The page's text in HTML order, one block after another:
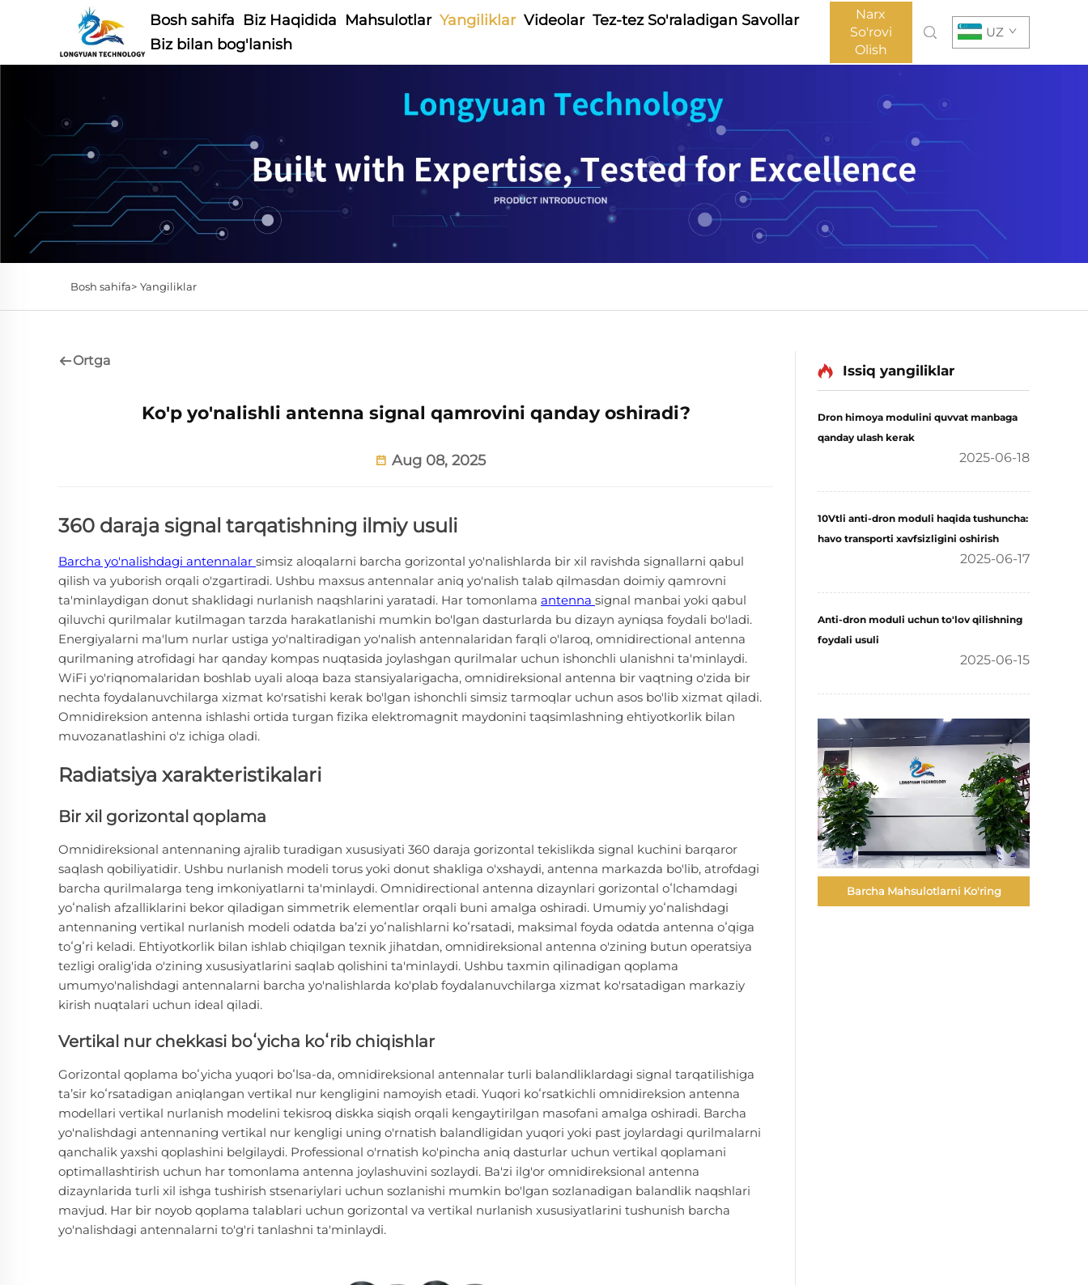
Bosh sahifa Biz Haqidida Mahsulotlar Yangiliklar Videolar Tez-tez So'raladigan Savollar
Biz bilan bog'lanish
Narx
So'rovi
Olish
UZ
Bosh sahifa> Yangiliklar
Ortga
Ko'p yo'nalishli antenna signal qamrovini qanday oshiradi?
Aug 08, 2025
360 daraja signal tarqatishning ilmiy usuli
Barcha yo'nalishdagi antennalar simsiz aloqalarni barcha gorizontal yo'nalishlarda bir xil ravishda signallarni qabul
qilish va yuborish orqali o'zgartiradi. Ushbu maxsus antennalar aniq yo'nalish talab qilmasdan doimiy qamrovni
ta'minlaydigan donut shaklidagi nurlanish naqshlarini yaratadi. Har tomonlama antenna signal manbai yoki qabul
qiluvchi qurilmalar kutilmagan tarzda harakatlanishi mumkin bo'lgan dasturlarda bu dizayn ayniqsa foydali bo'ladi.
Energiyalarni ma'lum nurlar ustiga yo'naltiradigan yo'nalish antennalaridan farqli o'laroq, omnidirectional antenna
qurilmaning atrofidagi har qanday kompas nuqtasida joylashgan qurilmalar uchun ishonchli ulanishni ta'minlaydi.
WiFi yo'riqnomalaridan boshlab uyali aloqa baza stansiyalarigacha, omnidireksional antenna bir vaqtning o'zida bir
nechta foydalanuvchilarga xizmat ko'rsatishi kerak bo'lgan ishonchli simsiz tarmoqlar uchun asos bo'lib xizmat qiladi.
Omnidireksion antenna ishlashi ortida turgan fizika elektromagnit maydonini taqsimlashning ehtiyotkorlik bilan
muvozanatlashini o'z ichiga oladi.
Radiatsiya xarakteristikalari
Bir xil gorizontal qoplama
Omnidireksional antennaning ajralib turadigan xususiyati 360 daraja gorizontal tekislikda signal kuchini barqaror
saqlash qobiliyatidir. Ushbu nurlanish modeli torus yoki donut shakliga o'xshaydi, antenna markazda bo'lib, atrofdagi
barcha qurilmalarga teng imkoniyatlarni ta'minlaydi. Omnidirectional antenna dizaynlari gorizontal oʻlchamdagi
yoʻnalish afzalliklarini bekor qiladigan simmetrik elementlar orqali buni amalga oshiradi. Umumiy yoʻnalishdagi
antennaning vertikal nurlanish modeli odatda baʼzi yoʻnalishlarni koʻrsatadi, maksimal foyda odatda antenna oʻqiga
toʻgʻri keladi. Ehtiyotkorlik bilan ishlab chiqilgan texnik jihatdan, omnidireksional antenna o'zining butun operatsiya
tezligi oralig'ida o'zining xususiyatlarini saqlab qolishini ta'minlaydi. Ushbu taxmin qilinadigan qoplama
umumyo'nalishdagi antennalarni barcha yo'nalishlarda ko'plab foydalanuvchilarga xizmat ko'rsatadigan markaziy
kirish nuqtalari uchun ideal qiladi.
Vertikal nur chekkasi boʻyicha koʻrib chiqishlar
Gorizontal qoplama boʻyicha yuqori boʻlsa-da, omnidireksional antennalar turli balandliklardagi signal tarqatilishiga
taʼsir koʻrsatadigan aniqlangan vertikal nur kengligini namoyish etadi. Yuqori koʻrsatkichli omnidireksion antenna
modellari vertikal nurlanish modelini tekisroq diskka siqish orqali kengaytirilgan masofani amalga oshiradi. Barcha
yo'nalishdagi antennaning vertikal nur kengligi uning o'rnatish balandligidan yuqori yoki past joylardagi qurilmalarni
qanchalik yaxshi qoplashini belgilaydi. Professional o'rnatish ko'pincha aniq dasturlar uchun vertikal qoplamani
optimallashtirish uchun har tomonlama antenna joylashuvini sozlaydi. Ba'zi ilg'or omnidireksional antenna
dizaynlarida turli xil ishga tushirish stsenariylari uchun sozlanishi mumkin bo'lgan sozlanadigan balandlik naqshlari
mavjud. Har bir noyob qoplama talablari uchun gorizontal va vertikal nurlanish xususiyatlarini tushunish barcha
yo'nalishdagi antennalarni to'g'ri tanlashni ta'minlaydi.
Issiq yangiliklar
Dron himoya modulini quvvat manbaga
qanday ulash kerak
2025-06-18
10Vtli anti-dron moduli haqida tushuncha:
havo transporti xavfsizligini oshirish
2025-06-17
Anti-dron moduli uchun to'lov qilishning
foydali usuli
2025-06-15
Barcha Mahsulotlarni Ko'ring